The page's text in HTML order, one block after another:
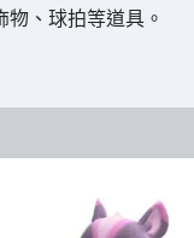
、球拍等道具。